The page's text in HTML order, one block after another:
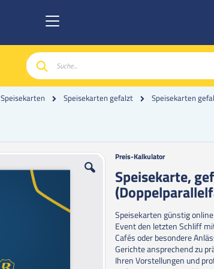
Suche
Speisekarten Speisekarten gefalzt Speisekarten
Zum
der
Bildgalerie
springen
Preis-Kalkulator
Speisekarte,
Speisekarten günstig
Event den letzten Schliff
Cafés oder besondere
Gerichte ansprechend zu
Ihren Vorstellungen und